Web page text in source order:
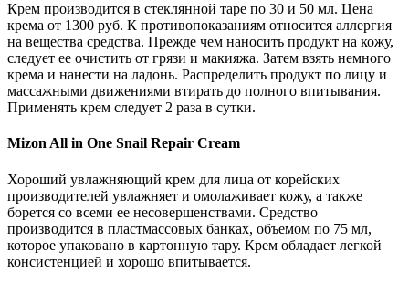
Крем производится в стеклянной таре по 30 и 50 мл. Цена
крема от 1300 руб. К противопоказаниям относится аллергия
на вещества средства. Прежде чем наносить продукт на кожу,
следует ее очистить от грязи и макияжа. Затем взять немного
крема и нанести на ладонь. Распределить продукт по лицу и
массажными движениями втирать до полного впитывания.
Применять крем следует 2 раза в сутки.
Mizon All in One Snail Repair Cream
Хороший увлажняющий крем для лица от корейских
производителей увлажняет и омолаживает кожу, а также
борется со всеми ее несовершенствами. Средство
производится в пластмассовых банках, объемом по 75 мл,
которое упаковано в картонную тару. Крем обладает легкой
консистенцией и хорошо впитывается.